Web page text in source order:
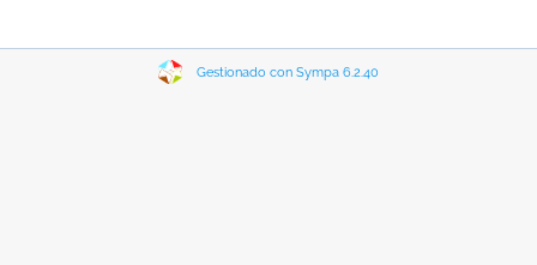
Gestionado con Sympa 6.2.40